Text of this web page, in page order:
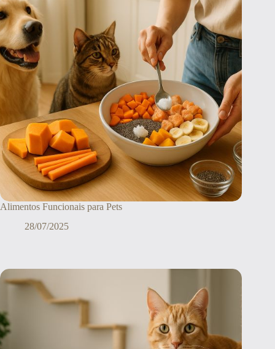
Alimentos Funcionais para Pets
28/07/2025